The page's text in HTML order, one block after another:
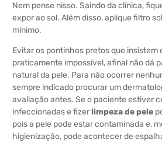
Nem pense nisso. Saindo da clínica,
expor ao sol. Além disso, aplique filtro
mínimo.
Evitar os pontinhos pretos que insistem
praticamente impossível, afinal não dá
natural da pele. Para não ocorrer
sempre indicado procurar um
avaliação antes. Se o paciente estiver
infeccionadas e fizerlimpeza de pele
pois a pele pode estar contaminada e,
higienização, pode acontecer de